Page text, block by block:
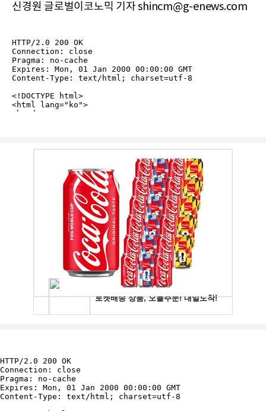
신경원 글로벌이코노믹 기자 shincm@g-enews.com